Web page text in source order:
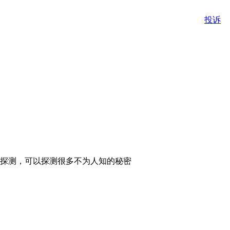
投诉
测，可以探测很多不为人知的秘密